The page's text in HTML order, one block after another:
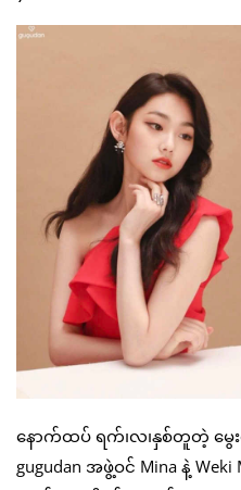
နောက်ထပ် ရက်၊လ၊နှစ်တူတဲ့ မွေ
gugudan အဖွဲ့ဝင် Mina နဲ့